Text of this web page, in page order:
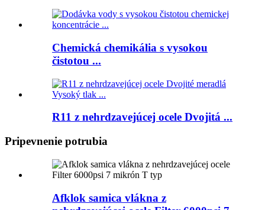
Chemická chemikália s vysokou
čistotou ...
R11 z nehrdzavejúcej ocele Dvojitá ...
Pripevnenie potrubia
Afklok samica vlákna z